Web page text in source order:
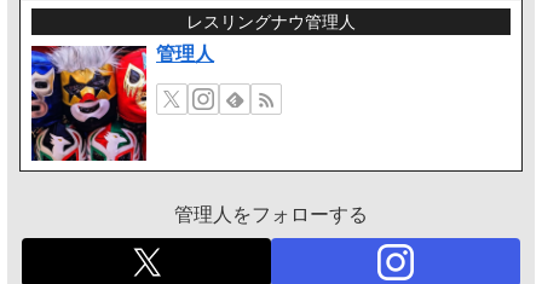
レスリングナウ管理人
管理人
管理人をフォローする